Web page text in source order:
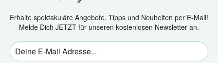
Erhalte spektakuläre Angebote, Tipps und Neuheiten per E-Mail!
Melde Dich JETZT für unseren kostenlosen Newsletter an.